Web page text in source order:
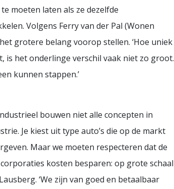
moeten laten als ze dezelfde
Volgens Ferry van der Pal (Wonen
grotere belang voorop stellen. ‘Hoe uniek
is het onderlinge verschil vaak niet zo groot.
kunnen stappen.’
bouwen niet alle concepten in
Je kiest uit type auto’s die op de markt
Maar we moeten respecteren dat de
kosten besparen: op grote schaal
‘We zijn van goed en betaalbaar